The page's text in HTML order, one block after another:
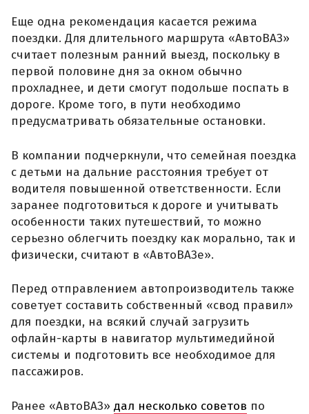
Еще одна рекомендация касается режима
поездки. Для длительного маршрута «АвтоВАЗ»
считает полезным ранний выезд, поскольку в
первой половине дня за окном обычно
прохладнее, и дети смогут подольше поспать в
дороге. Кроме того, в пути необходимо
предусматривать обязательные остановки.
В компании подчеркнули, что семейная поездка
с детьми на дальние расстояния требует от
водителя повышенной ответственности. Если
заранее подготовиться к дороге и учитывать
особенности таких путешествий, то можно
серьезно облегчить поездку как морально, так и
физически, считают в «АвтоВАЗе».
Перед отправлением автопроизводитель также
советует составить собственный «свод правил»
для поездки, на всякий случай загрузить
офлайн-карты в навигатор мультимедийной
системы и подготовить все необходимое для
пассажиров.
Ранее «АвтоВАЗ» дал несколько советов по